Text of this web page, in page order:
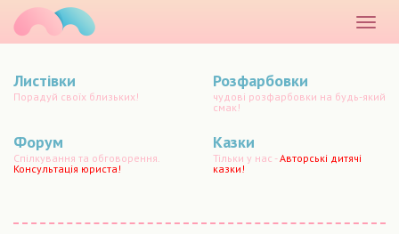
меню
Листівки
Порадуй своїх близьких!
Розфарбовки
чудові розфарбовки на будь-який
смак!
Форум
Спілкування та обговорення.
Консультація юриста!
Казки
Тільки у нас -Авторські дитячі
казки!